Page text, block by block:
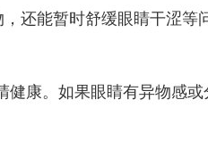
还能暂时舒缓眼睛干涩
康。如果眼睛有异物感